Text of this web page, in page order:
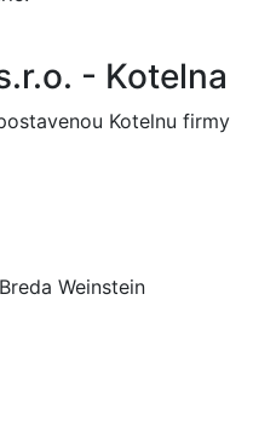
- Kotelna
Kotelnu firmy
Weinstein